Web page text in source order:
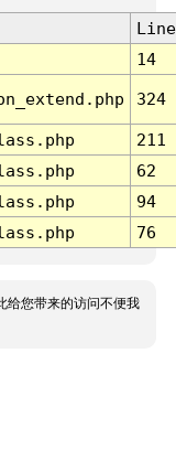
Line
14
324
211
62
94
76
给您带来的访问不便我